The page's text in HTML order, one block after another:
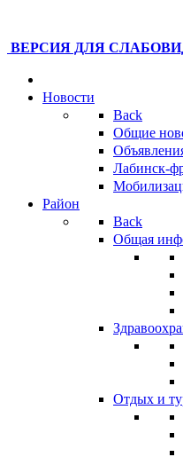
ВЕРСИЯ ДЛЯ
Новости
Back
Общие
Лабинск-
Район
Back
Общая
Отдых и